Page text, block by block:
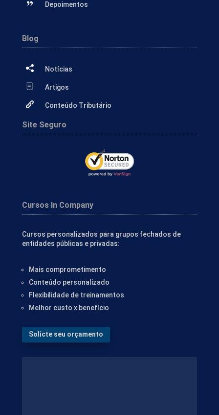
Depoimentos
Blog
Notícias
Artigos
Conteúdo Tributário
Site Seguro
Cursos In Company
Cursos personalizados para grupos fechados de
entidades públicas e privadas:
Mais comprometimento
Conteúdo personalizado
Flexibilidade de treinamentos
Melhor custo x benefício
Solicte seu orçamento